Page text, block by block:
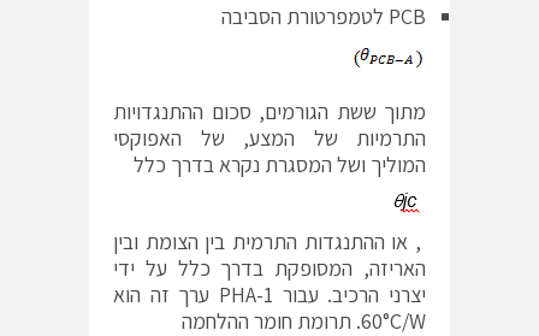
PCB לטמפרטורת הסביבה
מתוך ששת הגורמים, סכום ההתנגדויות
התרמיות של המצע, של האפוקסי
המוליך ושל המסגרת נקרא בדרך כלל
, או ההתנגדות התרמית בין הצומת ובין
האריזה, המסופקת בדרך כלל על ידי
יצרני הרכיב. עבור PHA-1 ערך זה הוא
60°C/W. תרומת חומר ההלחמה